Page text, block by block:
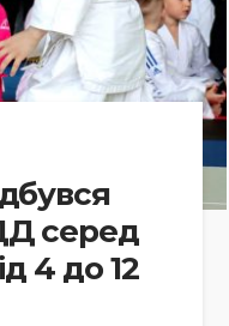
серед
4 до 12